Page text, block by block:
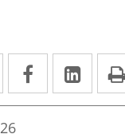
Twitter
Enlace Facebook
Enlace
a
a